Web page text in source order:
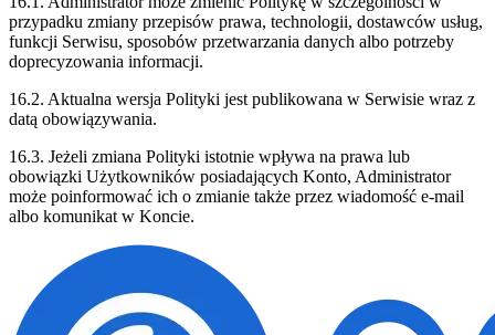
przypadku zmiany przepisów prawa, technologii, dostawców usług,
funkcji Serwisu, sposobów przetwarzania danych albo potrzeby
doprecyzowania informacji.
16.2. Aktualna wersja Polityki jest publikowana w Serwisie wraz z
datą obowiązywania.
16.3. Jeżeli zmiana Polityki istotnie wpływa na prawa lub
obowiązki Użytkowników posiadających Konto, Administrator
może poinformować ich o zmianie także przez wiadomość e-mail
albo komunikat w Koncie.